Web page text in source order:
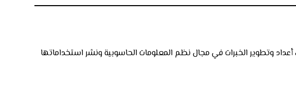
وتطوير الخبرات في مجال نظم المعلومات الحاسوبية ونشر استخداماتها